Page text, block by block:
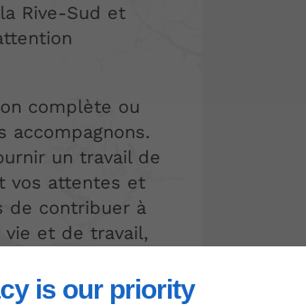
is our priority
Rive-Sud et
complète ou
accompagnons.
un travail de
vos attentes et
de contribuer à
et de travail,
et durables pour
céramique